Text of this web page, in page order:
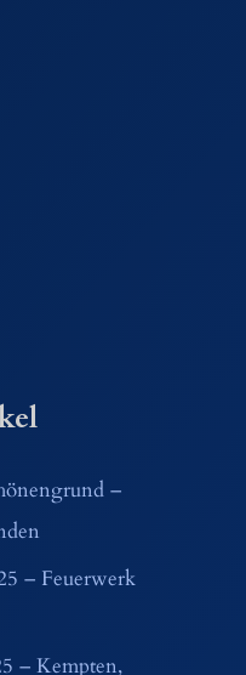
–
– Feuerwerk
– Kempten,